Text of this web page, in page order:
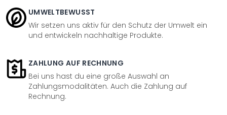
UMWELTBEWUSST
Wir setzen uns aktiv für den Schutz der Umwelt ein
und entwickeln nachhaltige Produkte.
ZAHLUNG AUF RECHNUNG
Bei uns hast du eine große Auswahl an
Zahlungsmodalitäten. Auch die Zahlung auf
Rechnung.